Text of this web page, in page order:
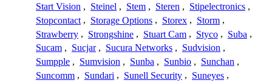
Start Vision , Steinel , Stem , Steren , Stipelectronics ,
Stopcontact , Storage Options , Storex , Storm ,
Strawberry , Strongshine , Stuart Cam , Styco , Suba ,
Sucam , Sucjar , Sucura Networks , Sudvision ,
Sumpple , Sumvision , Sunba , Sunbio , Sunchan ,
Suncomm , Sundari , Sunell Security , Suneyes ,